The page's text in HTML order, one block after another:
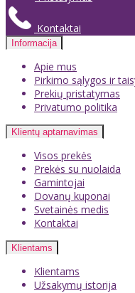
Kontaktai
Informacija
Apie mus
Pirkimo sąlygos ir
Prekių pristatymas
Privatumo politika
Klientų aptarnavimas
Visos prekės
Prekės su nuolaida
Gamintojai
Dovanų kuponai
Svetainės medis
Kontaktai
Klientams
Klientams
Užsakymų istorija